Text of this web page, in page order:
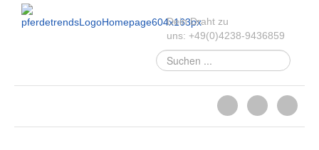
Dein Draht zu
uns: +49(0)4238-9436859
Suchen
...